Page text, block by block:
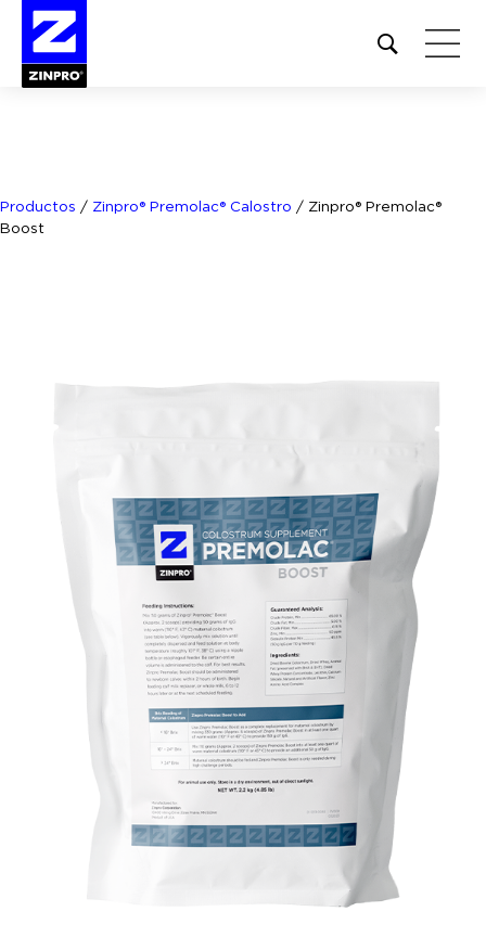
Open
site
Productos / Zinpro® Premolac® Calostro / Zinpro® Premolac®
Boost